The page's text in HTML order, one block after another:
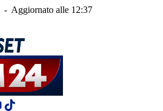
- Aggiornato alle 12:37